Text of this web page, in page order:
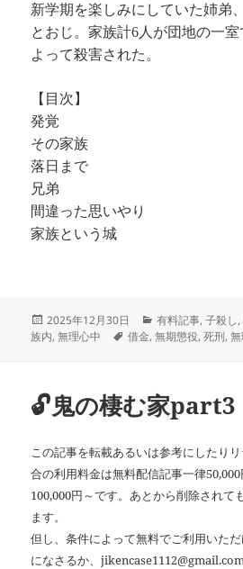
新学期を楽しみにしていた姉弟
とおじ。家族計6人が団地の一
よって殺害された。
【目次】
発覚
その家族
落日まで
兄弟
間違った思いやり
家族という城
投
稿
2025年12月30日
カ
テ
有料記事,子殺し,
族内,無理心中
タ
借金,無期懲役,死刑,
🔓鬼の棲む家part3
この記事を転載あるいは参考にしたり
合の利用料金は無料配信記事一律
100,000円～です。あとから削除されて
ます。
但し、条件によって無料でご利用いた
になさるか、